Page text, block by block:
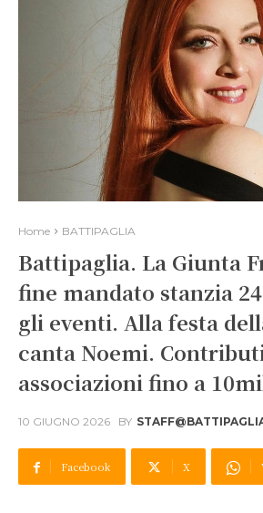
Home BATTIPAGLIA
Battipaglia. La Giunta
fine mandato stanzia
gli eventi. Alla festa
canta Noemi.
associazioni fino a
10 GIUGNO 2026 BY
Facebook X